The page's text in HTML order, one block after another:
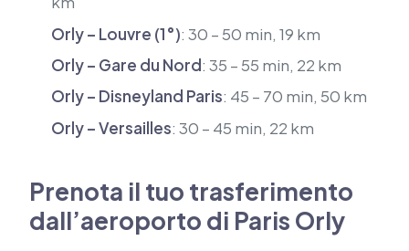
Orly – Louvre (1°): 30 – 50 min, 19 km
Orly – Gare du Nord: 35 – 55 min, 22 km
Orly – Disneyland Paris: 45 – 70 min, 50 km
Orly – Versailles: 30 – 45 min, 22 km
Prenota il tuo trasferimento
dall’aeroporto di Paris Orly